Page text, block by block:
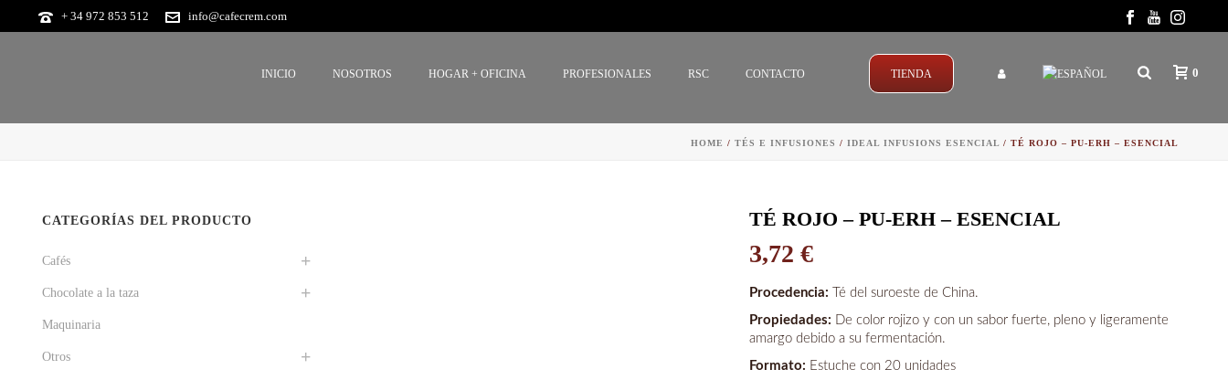
+ 34 972 853 512 info@cafecrem.com
INICIO NOSOTROS HOGAR + OFICINA PROFESIONALES RSC CONTACTO TIENDA 0
HOME / TÉS E INFUSIONES / IDEAL INFUSIONS ESENCIAL / TÉ ROJO – PU-ERH – ESENCIAL
TÉ ROJO – PU-ERH – ESENCIAL
3,72€
Procedencia:
Té del suroeste de China.
Propiedades: De color rojizo y con un sabor fuerte, pleno y ligeramente
amargo debido a su fermentación.
Formato: Estuche con 20 unidades
CATEGORÍAS DEL PRODUCTO
Cafés
Chocolate a la taza
Maquinaria
Otros